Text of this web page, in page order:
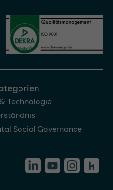
Technologie
Social Governance